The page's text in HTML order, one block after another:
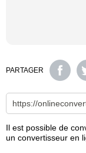
PARTAGER
Il est possible de
un convertisseur en